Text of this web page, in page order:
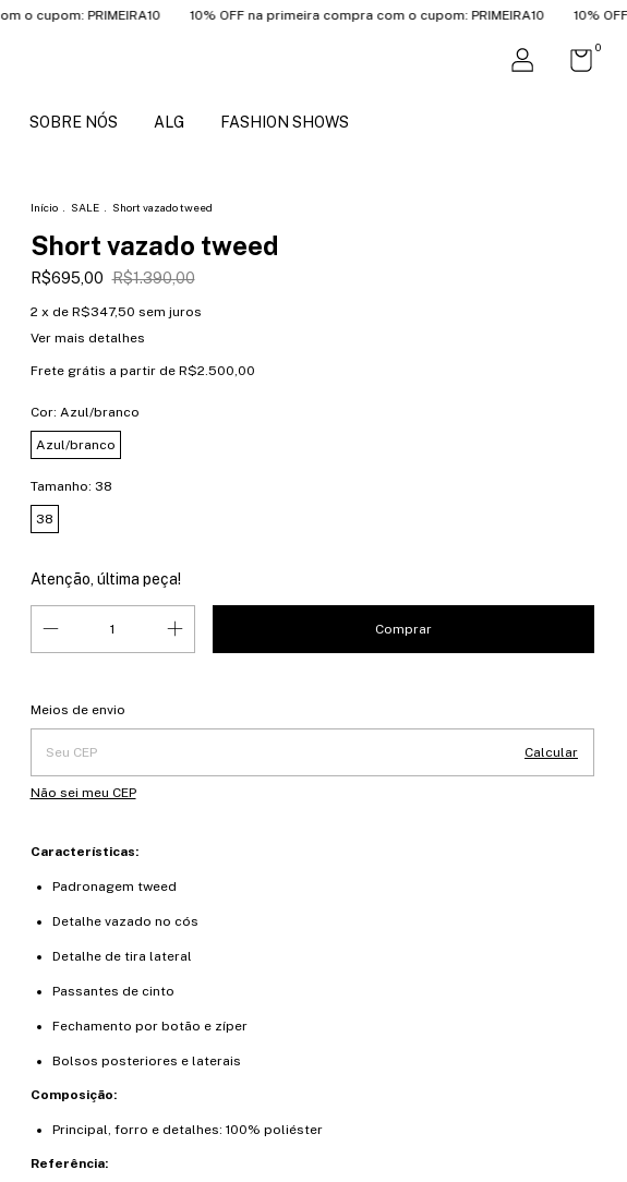
PRIMEIRA10 10% OFF na primeira compra com o cupom: PRIMEIRA10 10% OFF na
0
SOBRE NÓS ALG FASHION SHOWS
Início SALE Short vazado tweed
Short vazado tweed
R$695,00 R$1.390,00
2 x de R$347,50 sem juros
Ver mais detalhes
Frete grátis a partir de R$2.500,00
Cor: Azul/branco
Azul/branco
Tamanho: 38
38
Atenção, última peça!
Entregas para o CEP:
Meios de envio
Calcular
Não sei meu CEP
Características:
Padronagem tweed
Detalhe vazado no cós
Detalhe de tira lateral
Passantes de cinto
Fechamento por botão e zíper
Bolsos posteriores e laterais
Composição:
Principal, forro e detalhes: 100% poliéster
Referência: